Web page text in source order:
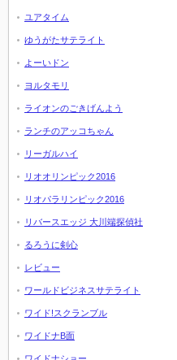
ユアタイム
ゆうがたサテライト
よーいドン
ヨルタモリ
ライオンのごきげんよう
ランチのアッコちゃん
リーガルハイ
リオオリンピック2016
リオパラリンピック2016
リバースエッジ 大川端探偵社
るろうに剣心
レビュー
ワールドビジネスサテライト
ワイド!スクランブル
ワイドナB面